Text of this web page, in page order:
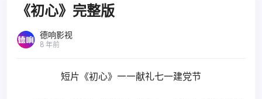
《初心》完整版
德响影视
8 年前
短片《初心》——献礼七一建党节